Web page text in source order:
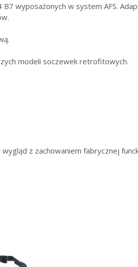
wyposażonych w system AFS.
modeli soczewek retrofitowych.
z zachowaniem fabrycznej